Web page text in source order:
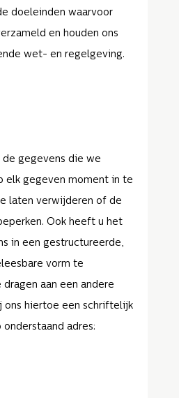
doeleinden waarvoor
en houden ons
wet- en regelgeving.
gegevens die we
elk gegeven moment in te
laten verwijderen of de
Ook heeft u het
in een gestructureerde,
vorm te
aan een andere
ons hiertoe een schriftelijk
adres: